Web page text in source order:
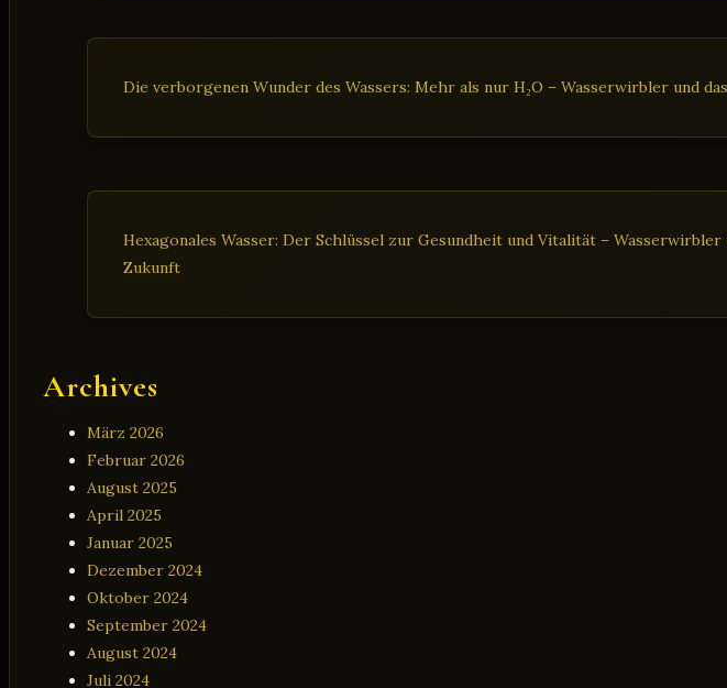
Die verborgenen Wunder des Wassers: Mehr als nur H₂O – Wasserwirbler und
Hexagonales Wasser: Der Schlüssel zur Gesundheit und Vitalität – Wasserwirbler
Zukunft
Archives
März 2026
Februar 2026
August 2025
April 2025
Januar 2025
Dezember 2024
Oktober 2024
September 2024
August 2024
Juli 2024